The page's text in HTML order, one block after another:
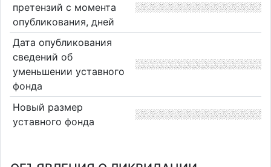
претензий с момента
опубликования, дней
Дата опубликования
сведений об
уменьшении уставного
фонда
Новый размер
уставного фонда